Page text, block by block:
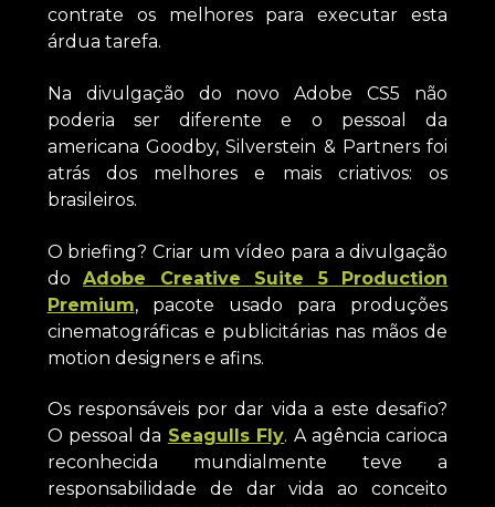
contrate os melhores para executar esta
árdua tarefa.
Na divulgação do novo Adobe CS5 não
poderia ser diferente e o pessoal da
americana Goodby, Silverstein & Partners foi
atrás dos melhores e mais criativos: os
brasileiros.
O briefing? Criar um vídeo para a divulgação
doAdobe Creative Suite 5 Production
Premium, pacote usado para produções
cinematográficas e publicitárias nas mãos de
motion designers e afins.
Os responsáveis por dar vida a este desafio?
O pessoal da Seagulls Fly. A agência carioca
reconhecida mundialmente teve a
responsabilidade de dar vida ao conceito